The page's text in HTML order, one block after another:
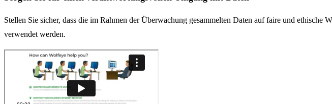
Stellen Sie sicher, dass die im Rahmen der Überwachung gesammelten Daten auf faire und
verwendet werden.